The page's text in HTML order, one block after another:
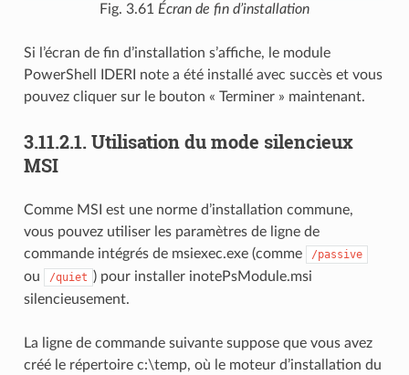
Fig. 3.61 Écran de fin d’installation
Si l’écran de fin d’installation s’affiche, le module
PowerShell IDERI note a été installé avec succès et vous
pouvez cliquer sur le bouton « Terminer » maintenant.
3.11.2.1. Utilisation du mode silencieux
MSI
Comme MSI est une norme d’installation commune,
vous pouvez utiliser les paramètres de ligne de
commande intégrés de msiexec.exe (comme
/passive
ou /quiet ) pour installer inotePsModule.msi
silencieusement.
La ligne de commande suivante suppose que vous avez
créé le répertoire c:\temp, où le moteur d’installation du